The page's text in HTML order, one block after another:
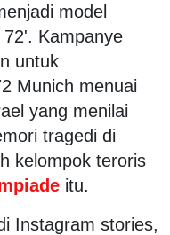
model
Kampanye
untuk
Munich menuai
yang menilai
tragedi di
kelompok teroris
itu.
Instagram stories,